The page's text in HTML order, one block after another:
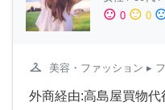
sentiment_satisfied 0 sentiment_neutral 0
checkroom 美容・ファッション ▸
外商経由:高島屋買物代